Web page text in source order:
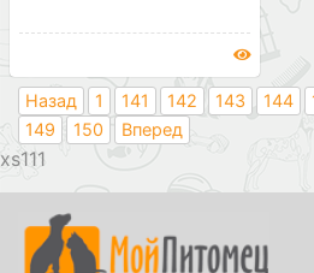
Назад 1 141 142 143 144
149
150 Вперед
111